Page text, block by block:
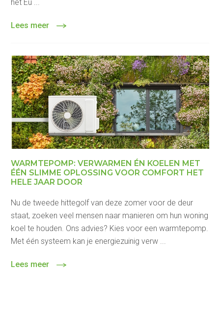
het Eu ...
Lees meer
WARMTEPOMP: VERWARMEN ÉN KOELEN MET
ÉÉN SLIMME OPLOSSING VOOR COMFORT HET
HELE JAAR DOOR
Nu de tweede hittegolf van deze zomer voor de deur
staat, zoeken veel mensen naar manieren om hun woning
koel te houden. Ons advies? Kies voor een warmtepomp.
Met één systeem kan je energiezuinig verw ...
Lees meer